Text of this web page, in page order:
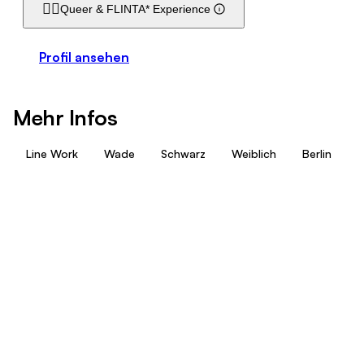
🏳️‍🌈Queer & FLINTA* Experience
Profil ansehen
Mehr Infos
Line Work Wade Schwarz Weiblich Berlin